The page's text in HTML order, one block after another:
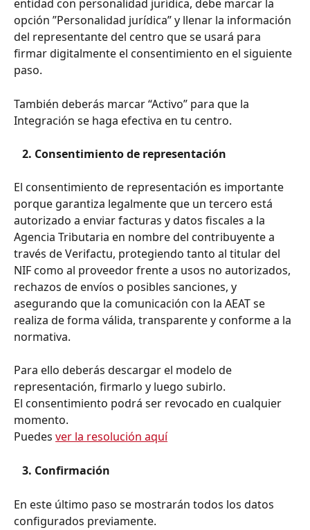
entidad con personalidad jurídica, debe marcar la
opción ”Personalidad jurídica” y llenar la información
del representante del centro que se usará para
firmar digitalmente el consentimiento en el siguiente
paso.
También deberás marcar “Activo” para que la
Integración se haga efectiva en tu centro.
   2. Consentimiento de representación
El consentimiento de representación es importante
porque garantiza legalmente que un tercero está
autorizado a enviar facturas y datos fiscales a la
Agencia Tributaria en nombre del contribuyente a
través de Verifactu, protegiendo tanto al titular del
NIF como al proveedor frente a usos no autorizados,
rechazos de envíos o posibles sanciones, y
asegurando que la comunicación con la AEAT se
realiza de forma válida, transparente y conforme a la
normativa.
Para ello deberás descargar el modelo de
representación, firmarlo y luego subirlo.
El consentimiento podrá ser revocado en cualquier
momento.
Puedes ver la resolución aquí
   3. Confirmación
En este último paso se mostrarán todos los datos
configurados previamente.